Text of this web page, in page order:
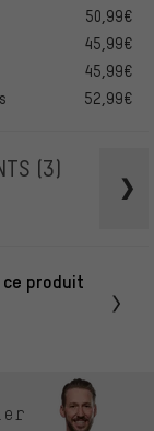
50,99€
45,99€
45,99€
52,99€
(3)
produit